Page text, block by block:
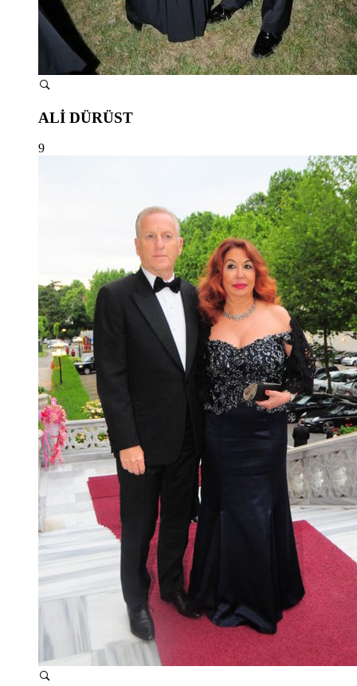
ALİ DÜRÜST
9